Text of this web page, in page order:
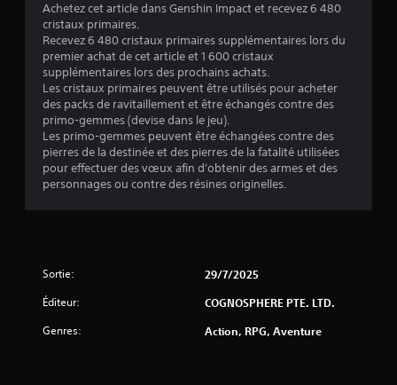
:
é
t
o
e
Achetez cet article dans Genshin Impact et recevez 6 480
cristaux primaires.
Recevez 6 480 cristaux primaires supplémentaires lors du
premier achat de cet article et 1 600 cristaux
supplémentaires lors des prochains achats.
Les cristaux primaires peuvent être utilisés pour acheter
des packs de ravitaillement et être échangés contre des
primo-gemmes (devise dans le jeu).
Les primo-gemmes peuvent être échangées contre des
pierres de la destinée et des pierres de la fatalité utilisées
pour effectuer des vœux afin d'obtenir des armes et des
personnages ou contre des résines originelles.
Sortie: 29/7/2025
Éditeur: COGNOSPHERE PTE. LTD.
Genres: Action, RPG, Aventure